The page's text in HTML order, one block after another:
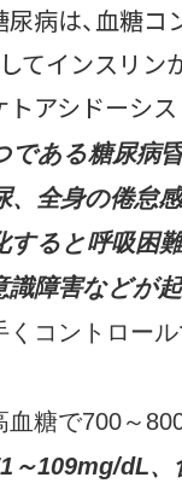
病は、血糖コ
てインスリン
アシドーシス
である糖尿病
、全身の倦怠
すると呼吸困
識障害などが起
くコントロー
糖で700～
～109mg/dL、